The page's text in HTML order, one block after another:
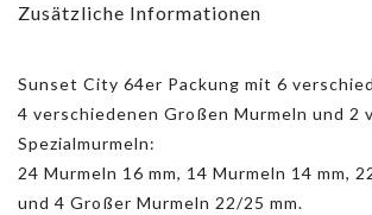
Zusätzliche Informationen
Sunset City 64er Packung mit 6
4 verschiedenen Großen Murmeln und 2
Spezialmurmeln:
24 Murmeln 16 mm, 14 Murmeln 14 mm,
und 4 Großer Murmeln 22/25 mm.